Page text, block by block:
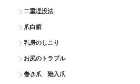
二重埋没法
爪白癬
乳房のしこり
お尻のトラブル
巻き爪 陥入爪